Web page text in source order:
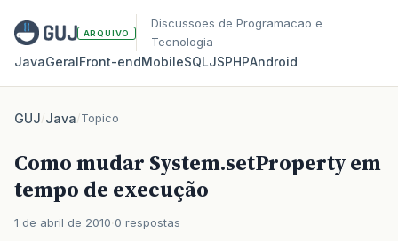
ARQUIVO
Discussoes de Programacao e
Tecnologia
JavaGeralFront‑endMobileSQLJSPHPAndroid
GUJ/Java/Topico
Como mudar System.setProperty em
tempo de execução
1 de abril de 2010 0 respostas